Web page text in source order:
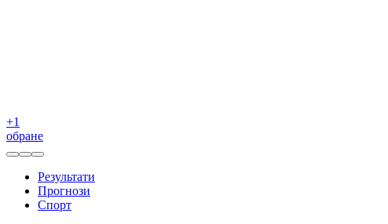
+1
обране
Результати
Прогнози
Спорт